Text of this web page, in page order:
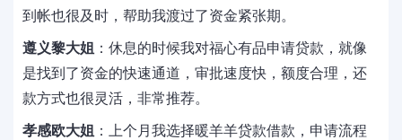
到帐也很及时，帮助我渡过了资金紧张期。
遵义黎大姐 ：休息的时候我对福心有品申请贷款，就像
是找到了资金的快速通道，审批速度快，额度合理，还
款方式也很灵活，非常推荐。
孝感欧大姐 ：上个月我选择暖羊羊贷款借款，申请流程